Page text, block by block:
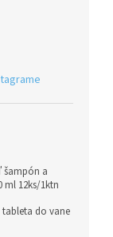
šampón a
ml 12ks/1ktn
do vane